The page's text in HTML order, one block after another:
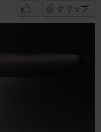
クリップ